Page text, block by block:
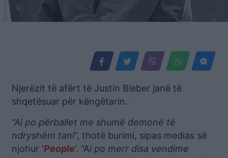
Njerëzit të afërt të Justin Bieber janë të
shqetësuar për këngëtarin.
“Ai po përballet me shumë demonë të
ndryshëm tani”, thotë burimi, sipas medias së
njohur ‘People‘. “Ai po merr disa vendime